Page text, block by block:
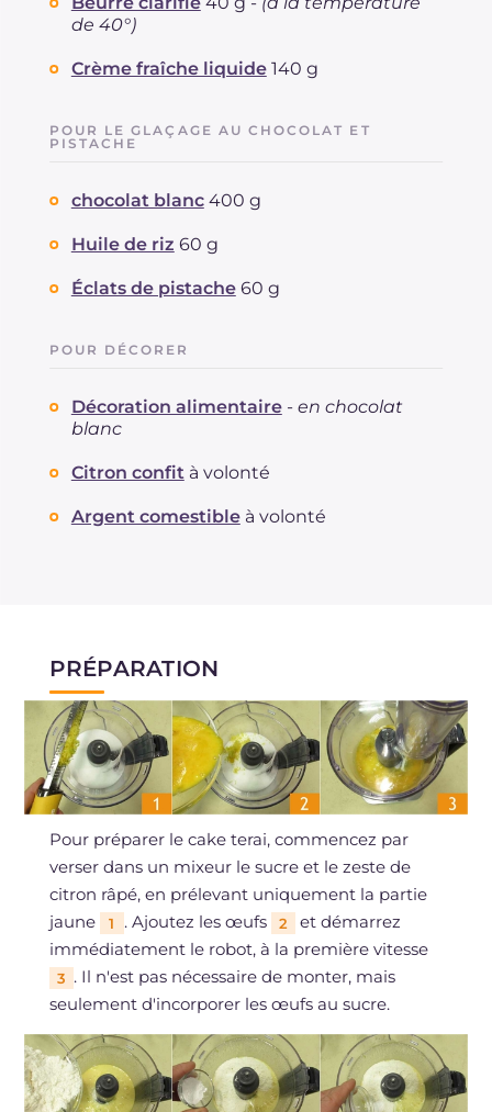
de 40°)
Crème fraîche liquide 140 g
POUR LE GLAÇAGE AU CHOCOLAT ET
PISTACHE
chocolat blanc 400 g
Huile de riz 60 g
Éclats de pistache 60 g
POUR DÉCORER
Décoration alimentaire - en chocolat
blanc
Citron confit à volonté
Argent comestible à volonté
PRÉPARATION
Pour préparer le cake terai, commencez par
verser dans un mixeur le sucre et le zeste de
citron râpé, en prélevant uniquement la partie
jaune
1 . Ajoutez les œufs 2
et démarrez
immédiatement le robot, à la première vitesse
3 . Il n'est pas nécessaire de monter, mais
seulement d'incorporer les œufs au sucre.